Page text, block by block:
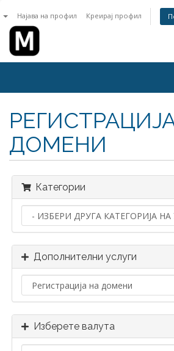
Најава на профил Креирај профил
ДОМЕНИ
Категории
Дополнителни услуги
Изберете валута